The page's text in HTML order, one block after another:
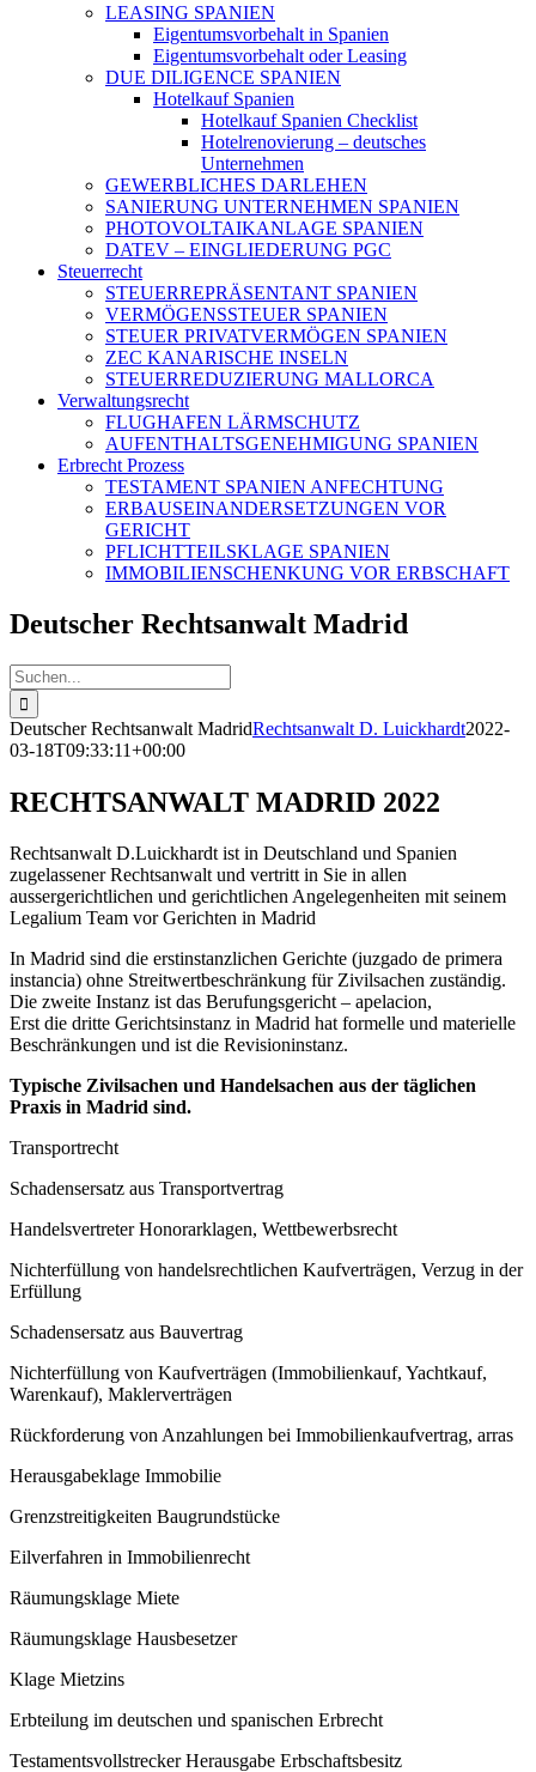
LEASING SPANIEN
Eigentumsvorbehalt in Spanien
Eigentumsvorbehalt oder Leasing
DUE DILIGENCE SPANIEN
Hotelkauf Spanien
Hotelkauf Spanien Checklist
Hotelrenovierung – deutsches
Unternehmen
GEWERBLICHES DARLEHEN
SANIERUNG UNTERNEHMEN SPANIEN
PHOTOVOLTAIKANLAGE SPANIEN
DATEV – EINGLIEDERUNG PGC
Steuerrecht
STEUERREPRÄSENTANT SPANIEN
VERMÖGENSSTEUER SPANIEN
STEUER PRIVATVERMÖGEN SPANIEN
ZEC KANARISCHE INSELN
STEUERREDUZIERUNG MALLORCA
Verwaltungsrecht
FLUGHAFEN LÄRMSCHUTZ
AUFENTHALTSGENEHMIGUNG SPANIEN
Erbrecht Prozess
TESTAMENT SPANIEN ANFECHTUNG
ERBAUSEINANDERSETZUNGEN VOR
GERICHT
PFLICHTTEILSKLAGE SPANIEN
IMMOBILIENSCHENKUNG VOR ERBSCHAFT
Deutscher Rechtsanwalt Madrid
Suche
nach:
Deutscher Rechtsanwalt MadridRechtsanwalt D. Luickhardt2022-
03-18T09:33:11+00:00
RECHTSANWALT MADRID 2022
Rechtsanwalt D.Luickhardt ist in Deutschland und Spanien
zugelassener Rechtsanwalt und vertritt in Sie in allen
aussergerichtlichen und gerichtlichen Angelegenheiten mit seinem
Legalium Team vor Gerichten in Madrid
In Madrid sind die erstinstanzlichen Gerichte (juzgado de primera
instancia) ohne Streitwertbeschränkung für Zivilsachen zuständig.
Die zweite Instanz ist das Berufungsgericht – apelacion,
Erst die dritte Gerichtsinstanz in Madrid hat formelle und materielle
Beschränkungen und ist die Revisioninstanz.
Typische Zivilsachen und Handelsachen aus der täglichen
Praxis in Madrid sind.
Transportrecht
Schadensersatz aus Transportvertrag
Handelsvertreter Honorarklagen, Wettbewerbsrecht
Nichterfüllung von handelsrechtlichen Kaufverträgen, Verzug in der
Erfüllung
Schadensersatz aus Bauvertrag
Nichterfüllung von Kaufverträgen (Immobilienkauf, Yachtkauf,
Warenkauf), Maklerverträgen
Rückforderung von Anzahlungen bei Immobilienkaufvertrag, arras
Herausgabeklage Immobilie
Grenzstreitigkeiten Baugrundstücke
Eilverfahren in Immobilienrecht
Räumungsklage Miete
Räumungsklage Hausbesetzer
Klage Mietzins
Erbteilung im deutschen und spanischen Erbrecht
Testamentsvollstrecker Herausgabe Erbschaftsbesitz